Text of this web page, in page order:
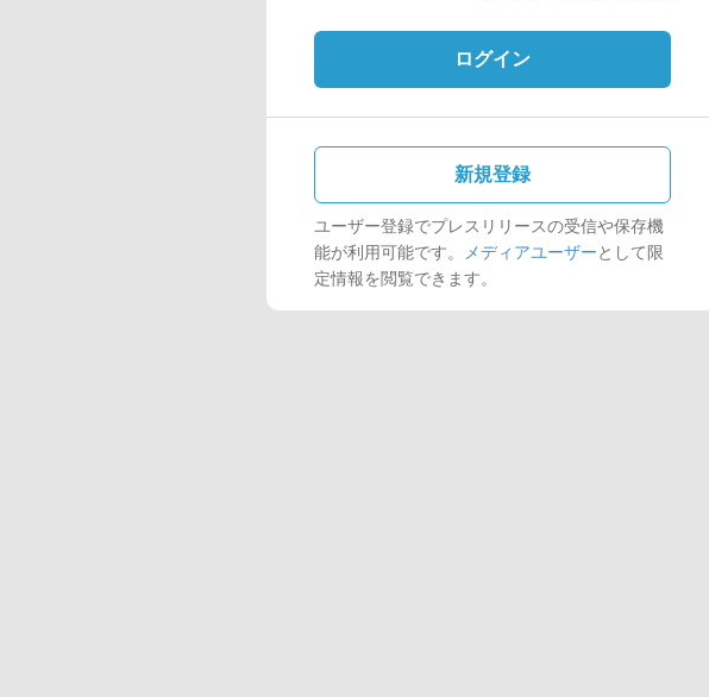
ログイン
新規登録
ユーザー登録でプレスリリースの受信や保存機
能が利用可能です。
メディアユーザーとして限
定情報を閲覧できます。